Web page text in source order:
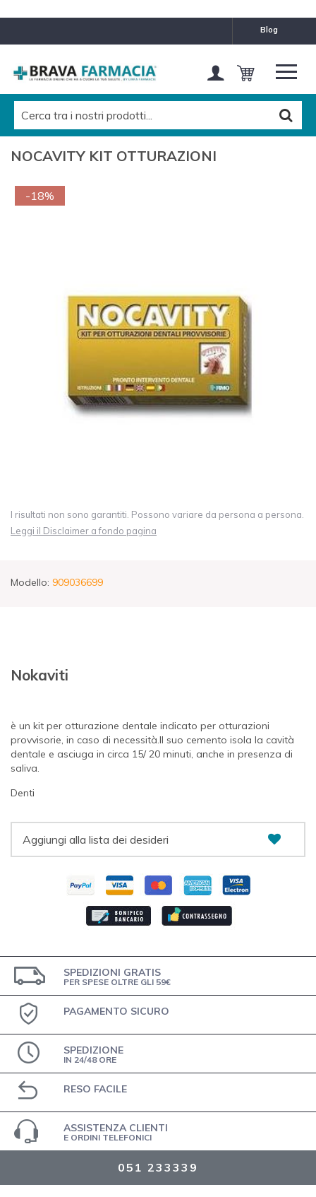
blog
NOCAVITY KIT OTTURAZIONI
-18%
I risultati non sono garantiti. Possono variare da persona a persona.
Leggi il Disclaimer a fondo pagina
Modello: 909036699
Nokaviti
è un kit per otturazione dentale indicato per otturazioni
provvisorie, in caso di necessità.Il suo cemento isola la cavità
dentale e asciuga in circa 15/ 20 minuti, anche in presenza di
saliva.
Denti
Aggiungi alla lista dei desideri
SPEDIZIONI GRATIS
PER SPESE OLTRE GLI 59€
PAGAMENTO SICURO
SPEDIZIONE
IN 24/48 ORE
RESO FACILE
ASSISTENZA CLIENTI
E ORDINI TELEFONICI
051 233339